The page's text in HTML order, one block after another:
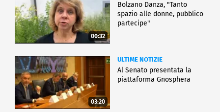
00:32
Bolzano Danza, "Tanto
spazio alle donne, pubblico
partecipe"
03:20
ULTIME NOTIZIE
Al Senato presentata la
piattaforma Gnosphera